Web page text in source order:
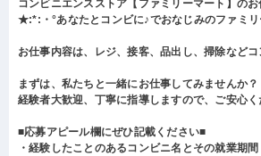
コンビニエンスストア【ファミリーマート】のお
★:*:・°あなたとコンビに♪でおなじみのファミ
お仕事内容は、レジ、接客、品出し、掃除などコ
まずは、私たちと一緒にお仕事してみませんか？
経験者大歓迎、丁寧に指導しますので、ご安心く
■応募アピール欄にぜひ記載ください■
・経験したことのあるコンビニ名とその就業期間